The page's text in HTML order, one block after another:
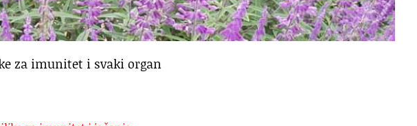
za imunitet i svaki organ